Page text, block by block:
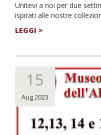
Unitevi a noi per due
ispirati alle nostre
LEGGI >
15
Aug 2023